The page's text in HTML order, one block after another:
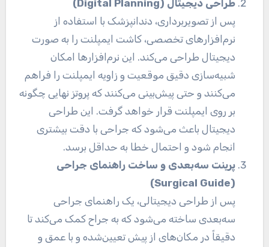
طراحی دیجیتال (Digital Planning)
پس از تصویربرداری، دندانپزشک با استفاده از
نرم‌افزارهای تخصصی، کاشت ایمپلنت را به صورت
دیجیتال طراحی می‌کند. این نرم‌افزارها امکان
شبیه‌سازی دقیق موقعیت و زاویه ایمپلنت را فراهم
می‌کنند و حتی پیش‌بینی می‌کنند که پروتز نهایی چگونه
بر روی ایمپلنت قرار خواهد گرفت. این طراحی
دیجیتال باعث می‌شود که جراحی با دقت بیشتری
انجام شود و احتمال خطا به حداقل برسد.
پرینت سه‌بعدی و ساخت راهنمای جراحی
(Surgical Guide)
پس از طراحی دیجیتالی، یک راهنمای جراحی
سه‌بعدی ساخته می‌شود که به جراح کمک می‌کند تا
دقیقاً در مکان‌های از پیش تعیین‌شده و با عمق و